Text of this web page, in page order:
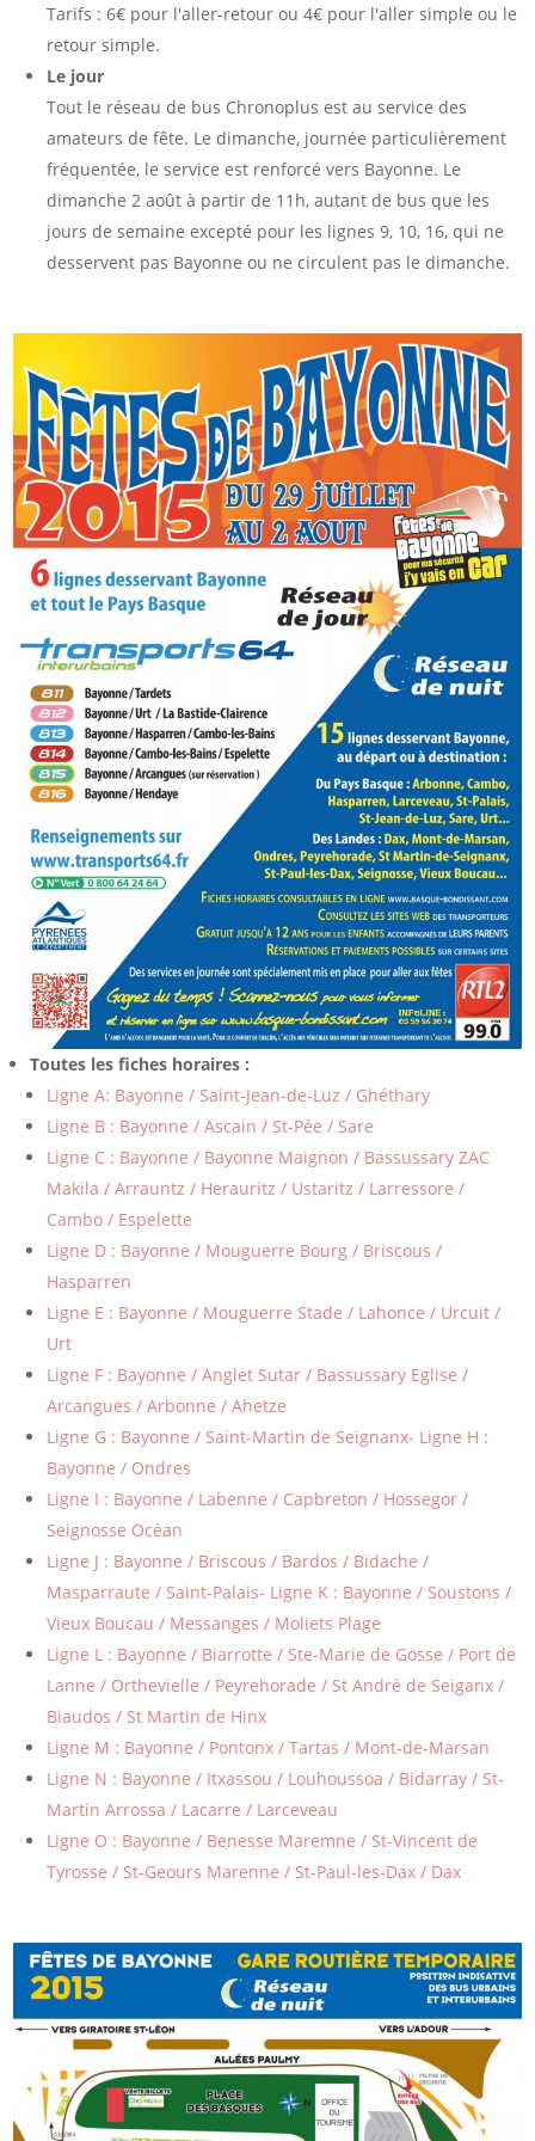
Tarifs : 6€ pour l'aller-retour ou 4€ pour l'aller simple ou le
retour simple.
Le jour
Tout le réseau de bus Chronoplus est au service des
amateurs de fête. Le dimanche, journée particulièrement
fréquentée, le service est renforcé vers Bayonne. Le
dimanche 2 août à partir de 11h, autant de bus que les
jours de semaine excepté pour les lignes 9, 10, 16, qui ne
desservent pas Bayonne ou ne circulent pas le dimanche.
Toutes les fiches horaires :
Ligne A: Bayonne / Saint-Jean-de-Luz / Ghéthary
Ligne B : Bayonne / Ascain / St-Pée / Sare
Ligne C : Bayonne / Bayonne Maignon / Bassussary ZAC
Makila / Arrauntz / Herauritz / Ustaritz / Larressore /
Cambo / Espelette
Ligne D : Bayonne / Mouguerre Bourg / Briscous /
Hasparren
Ligne E : Bayonne / Mouguerre Stade / Lahonce / Urcuit /
Urt
Ligne F : Bayonne / Anglet Sutar / Bassussary Eglise /
Arcangues / Arbonne / Ahetze
Ligne G : Bayonne / Saint-Martin de Seignanx- Ligne H :
Bayonne / Ondres
Ligne I : Bayonne / Labenne / Capbreton / Hossegor /
Seignosse Océan
Ligne J : Bayonne / Briscous / Bardos / Bidache /
Masparraute / Saint-Palais- Ligne K : Bayonne / Soustons /
Vieux Boucau / Messanges / Moliets Plage
Ligne L : Bayonne / Biarrotte / Ste-Marie de Gosse / Port de
Lanne / Orthevielle / Peyrehorade / St André de Seiganx /
Biaudos / St Martin de Hinx
Ligne M : Bayonne / Pontonx / Tartas / Mont-de-Marsan
Ligne N : Bayonne / Itxassou / Louhoussoa / Bidarray / St-
Martin Arrossa / Lacarre / Larceveau
Ligne O : Bayonne / Benesse Maremne / St-Vincent de
Tyrosse / St-Geours Marenne / St-Paul-les-Dax / Dax